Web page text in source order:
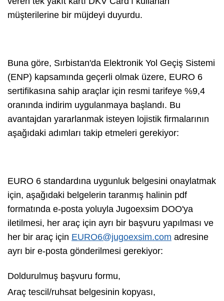
müşterilerine bir müjdeyi duyurdu.
Buna göre, Sırbistan'da Elektronik Yol Geçiş Sistemi
(ENP) kapsamında geçerli olmak üzere, EURO 6
sertifikasına sahip araçlar için resmi tarifeye %9,4
oranında indirim uygulanmaya başlandı. Bu
avantajdan yararlanmak isteyen lojistik firmalarının
aşağıdaki adımları takip etmeleri gerekiyor:
EURO 6 standardına uygunluk belgesini onaylatmak
için, aşağıdaki belgelerin taranmış halinin pdf
formatında e-posta yoluyla Jugoexsim DOO'ya
iletilmesi, her araç için ayrı bir başvuru yapılması ve
her bir araç için EURO6@jugoexsim.com adresine
ayrı bir e-posta gönderilmesi gerekiyor:
Doldurulmuş başvuru formu,
Araç tescil/ruhsat belgesinin kopyası,